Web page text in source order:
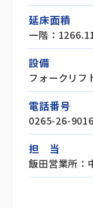
延床面積
一階：
設備
フォークリフ
電話番号
0265-26-9016
担 当
飯田営業所：